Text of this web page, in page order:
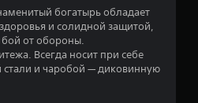
з
в
богатырь обладает
и солидной защитой,
бой от обороны.
Всегда носит при себе
стали и чаробой — диковинную